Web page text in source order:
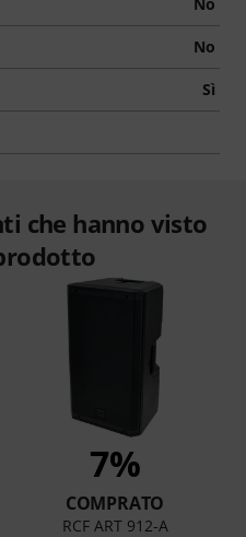
No
Sì
che hanno visto
7%
COMPRATO
RCF ART 912-A